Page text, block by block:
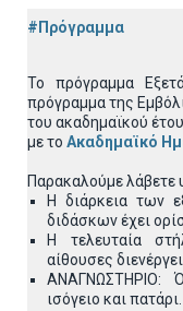
#Πρόγραμμα
Το πρόγραμμα
πρόγραμμα της
του ακαδημαϊκού
με το Ακαδημαϊκό
Παρακαλούμε
Η διάρκεια των
διδάσκων έχει
Η τελευταία
αίθουσες
ΑΝΑΓΝΩΣΤΗΡΙΟ:
ισόγειο και πατάρι.